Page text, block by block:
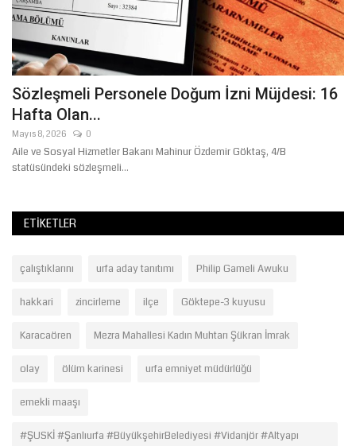
Sözleşmeli Personele Doğum İzni Müjdesi: 16
Hafta Olan...
Mayıs 8, 2026 0
Aile ve Sosyal Hizmetler Bakanı Mahinur Özdemir Göktaş, 4/B
statüsündeki sözleşmeli...
ETIKETLER
çalıştıklarını urfa aday tanıtımı Philip Gameli Awuku
hakkari zincirleme ilçe Göktepe-3 kuyusu
Karacaören Mezra Mahallesi Kadın Muhtarı Şükran İmrak
olay ölüm karinesi urfa emniyet müdürlüğü
emekli maaşı
#ŞUSKİ #Şanlıurfa #BüyükşehirBelediyesi #Vidanjör #Altyapı